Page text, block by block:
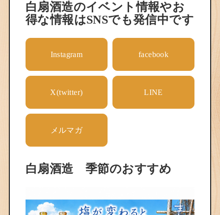
白扇酒造のイベント情報やお
得な情報はSNSでも発信中です
Instagram facebook
X(twitter) LINE
メルマガ
白扇酒造 季節のおすすめ